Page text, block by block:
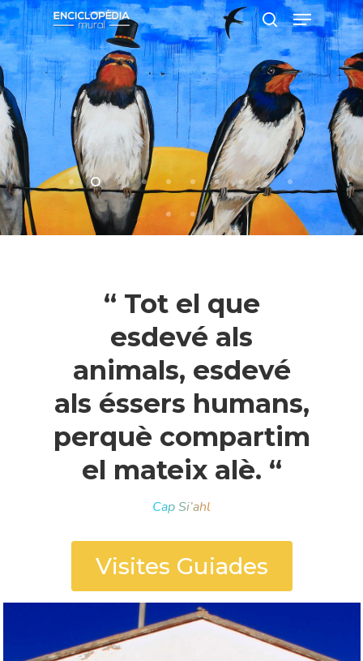
Pressiona intró per a cercar o ESC per
a tancar
“ Tot el que
esdevé als
animals, esdevé
als éssers humans,
perquè compartim
el mateix alè. “
Cap Si’ahl
Visites Guiades